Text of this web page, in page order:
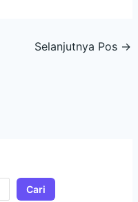
Selanjutnya Pos →
Cari